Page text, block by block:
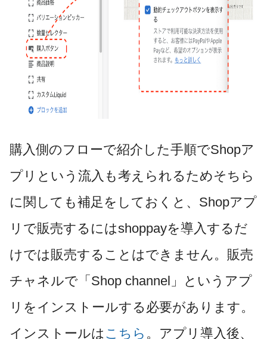
購入側のフローで紹介した手順でShopア
プリという流入も考えられるためそちら
に関しても補足をしておくと、Shopアプ
リで販売するにはshoppayを導入するだ
けでは販売することはできません。販売
チャネルで「Shop channel」というアプ
リをインストールする必要があります。
インストールは こちら 。アプリ導入後、